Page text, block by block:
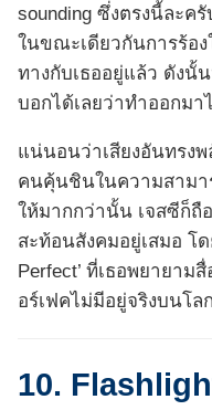
sounding ซึ่งตรงนี้ละค
ในขณะเดียวกันการร้อง
ทางกับเธออยู่แล้ว ดังนั้
บอกได้เลยว่าทำออกมา
แน่นอนว่าเสียงอันทรงพ
คนคุ้นชินในความสามา
ให้มากกว่านั้น เจสซีก็ถื
สะท้อนสังคมอยู่เสมอ โด
Perfect’ ที่เธอพยายาม
อร์เฟคไม่มีอยู่จริงบนโล
10.